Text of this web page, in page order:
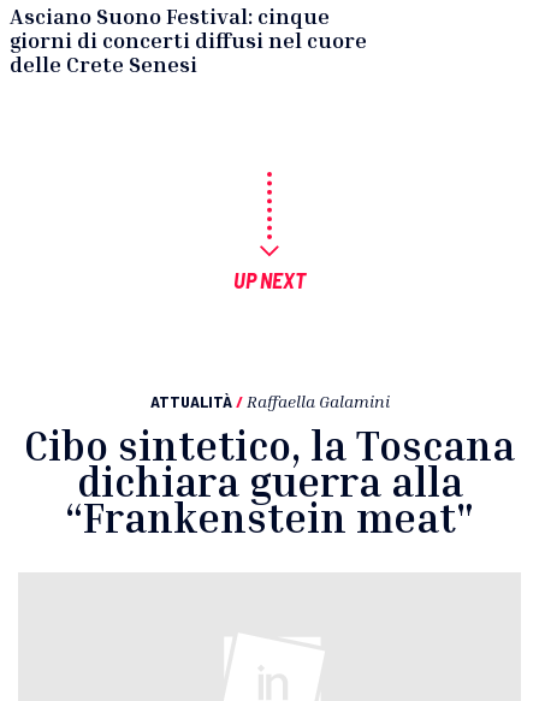
Asciano Suono Festival: cinque
giorni di concerti diffusi nel cuore
delle Crete Senesi
UP NEXT
ATTUALITÀ / Raffaella Galamini
Cibo sintetico, la Toscana
dichiara guerra alla
“Frankenstein meat"